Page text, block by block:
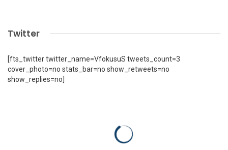
Twitter
[fts_twitter twitter_name=VfokusuS tweets_count=3
cover_photo=no stats_bar=no show_retweets=no
show_replies=no]